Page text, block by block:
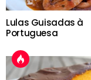
Lulas Guisadas à
Portuguesa